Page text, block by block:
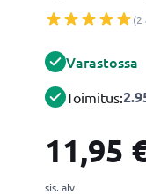
(2
Varastossa
Toimitus:
11,95
sis. alv